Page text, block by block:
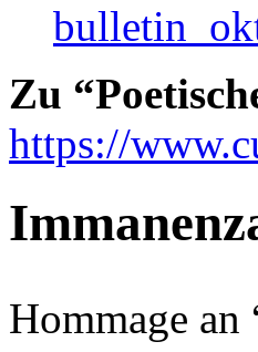
Zu
https://
Hommage